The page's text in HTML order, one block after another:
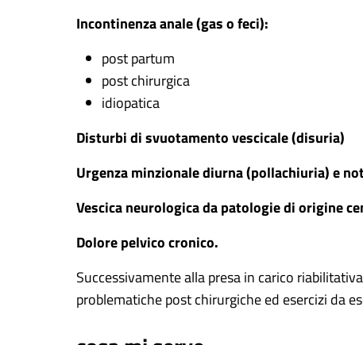
Incontinenza anale (gas o feci):
post partum
post chirurgica
idiopatica
Disturbi di svuotamento vescicale (disuria)
Urgenza minzionale diurna (pollachiuria) e
Vescica neurologica da patologie di origine
Dolore pelvico cronico.
Successivamente alla presa in carico
problematiche post chirurgiche ed esercizi da